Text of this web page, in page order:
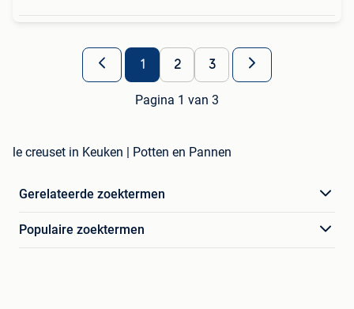
1 2 3
Pagina 1 van 3
le creuset in Keuken | Potten en Pannen
Gerelateerde zoektermen
Populaire zoektermen